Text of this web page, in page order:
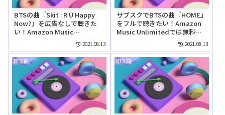
BTSの曲『Skit : R U Happy
Now?』を広告なしで聴きた
い！Amazon Music
Unlimitedの無料お試しでリ
ピートして聴ける？
2021.08.13
サブスクでBTSの曲『HOME』
をフルで聴きたい！Amazon
Music Unlimitedでは無料で
2021.08.13
BTS 曲 BTS 曲